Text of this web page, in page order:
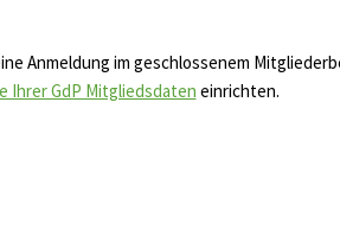
Anmeldung im geschlossenem
Ihrer GdP Mitgliedsdaten einrichten.